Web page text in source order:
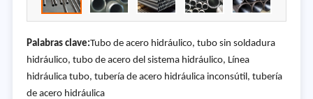
Palabras clave:Tubo de acero hidráulico, tubo sin soldadura
hidráulico, tubo de acero del sistema hidráulico, Línea
hidráulica tubo, tubería de acero hidráulica inconsútil, tubería
de acero hidráulica